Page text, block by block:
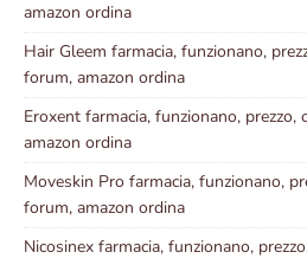
amazon ordina
Hair Gleem farmacia, funzionano,
forum, amazon ordina
Eroxent farmacia, funzionano,
amazon ordina
Moveskin Pro farmacia, funzionano,
forum, amazon ordina
Nicosinex farmacia, funzionano,